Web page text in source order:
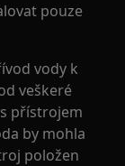
pouze
vody k
veškeré
přístrojem
by mohla
položen